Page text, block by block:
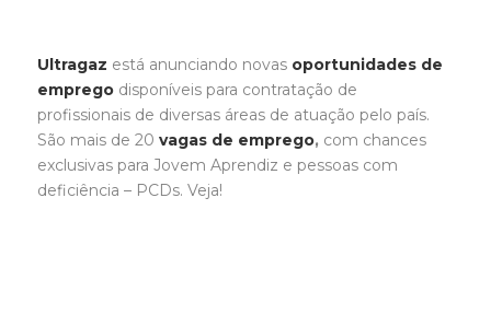
Ultragaz está anunciando novas oportunidades de
emprego disponíveis para contratação de
profissionais de diversas áreas de atuação pelo país.
São mais de 20 vagas de emprego, com chances
exclusivas para Jovem Aprendiz e pessoas com
deficiência – PCDs. Veja!